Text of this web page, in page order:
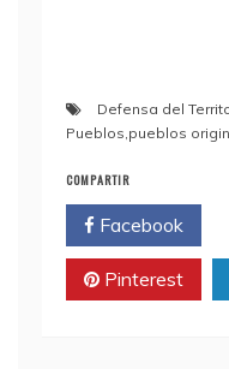
Defensa del
Pueblos pueblos
COMPARTIR
Facebook
Pinterest